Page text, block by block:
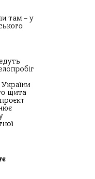
там – у
України
щита